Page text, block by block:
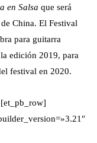
en Salsa que será
China. El Festival
para guitarra
edición 2019, para
festival en 2020.